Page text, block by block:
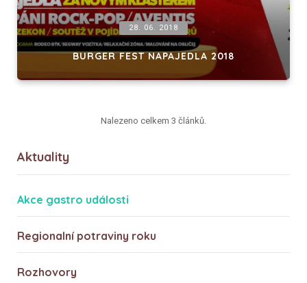
28. 06. 2018
BURGER FEST NAPAJEDLA 2018
Nalezeno celkem 3 článků.
Aktuality
Akce gastro události
Regionalní potraviny roku
Rozhovory